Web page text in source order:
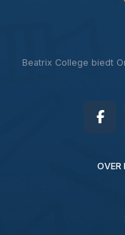
Beatrix College biedt
OVER